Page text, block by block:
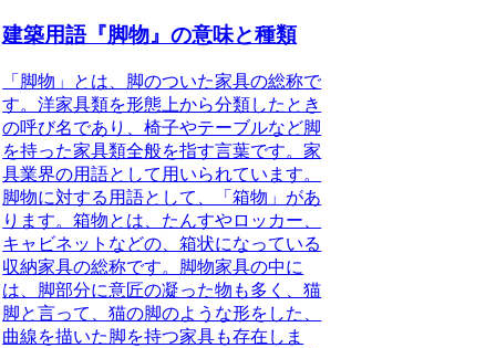
建築用語『脚物』の意味と種類
「脚物」とは、脚のついた家具の総称で
す。洋家具類を形態上から分類したとき
の呼び名であり、椅子やテーブルなど脚
を持った家具類全般を指す言葉です。家
具業界の用語として用いられています。
脚物に対する用語として、「箱物」があ
ります。箱物とは、たんすやロッカー、
キャビネットなどの、箱状になっている
収納家具の総称です。脚物家具の中に
は、脚部分に意匠の凝った物も多く、猫
脚と言って、猫の脚のような形をした、
曲線を描いた脚を持つ家具も存在しま